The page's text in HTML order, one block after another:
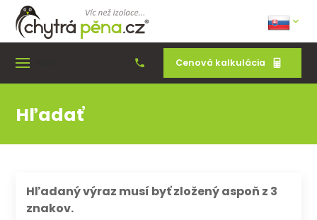
Cenová kalkulácia
Hľadať
Hľadaný výraz musí byť zložený aspoň z 3
znakov.